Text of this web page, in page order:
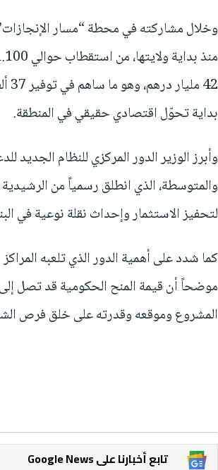
وخلال مشاركته في محطة “مسار
بداية تحوّل اقتصادي حقيقي في المنطقة.
وأبرز الوزير الدور المركزي للنظام الجديد
والمتوسطة، الذي انطلق رسمياً من
لتحفيز الاستثمار وإحداث نقلة نوعية في
كما شدد على أهمية الدور الذي تلعبه
المشروع وموقعه وقدرته على خلق فرص
Google News تابع أخبارنا على